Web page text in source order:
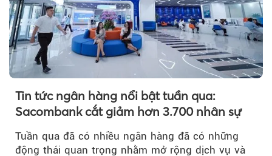
Tin tức ngân hàng nổi bật tuần qua:
Sacombank cắt giảm hơn 3.700 nhân sự
Tuần qua đã có nhiều ngân hàng đã có những
động thái quan trọng nhằm mở rộng dịch vụ và